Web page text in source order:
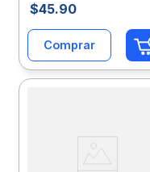
$45.90
Comprar